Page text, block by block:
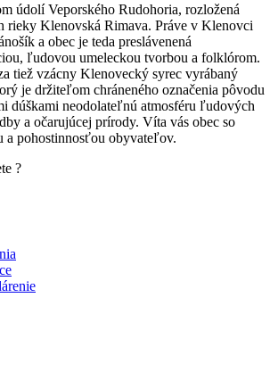
údolí Veporského Rudohoria, rozložená
rieky Klenovská Rimava. Práve v Klenovci
a obec je teda preslávenená
ľudovou umeleckou tvorbou a folklórom.
tiež vzácny Klenovecký syrec vyrábaný
je držiteľom chráneného označenia pôvodu
dúškami neodolateľnú atmosféru ľudových
a očarujúcej prírody. Víta vás obec so
a pohostinnosťou obyvateľov.
?